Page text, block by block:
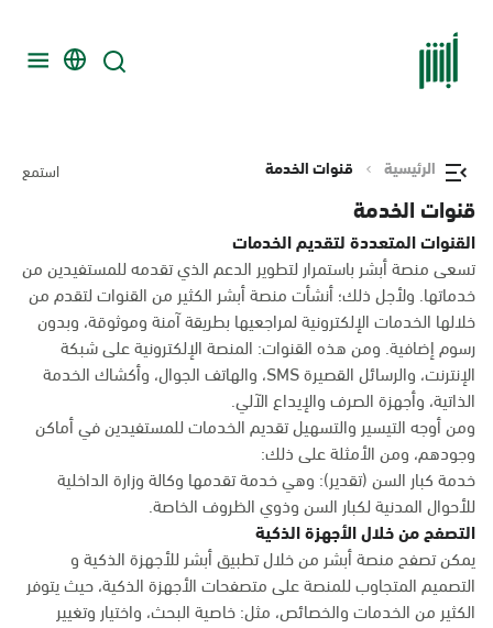
الرئيسية قنوات الخدمة استمع
قنوات الخدمة
القنوات المتعددة لتقديم الخدمات
تسعى منصة أبشر باستمرار لتطوير الدعم الذي تقدمه للمستفيدين من
خدماتها. ولأجل ذلك؛ أنشأت منصة أبشر الكثير من القنوات لتقدم من
خلالها الخدمات الإلكترونية لمراجعيها بطريقة آمنة وموثوقة، وبدون
رسوم إضافية. ومن هذه القنوات: المنصة الإلكترونية على شبكة
الإنترنت، والرسائل القصيرة SMS، والهاتف الجوال، وأكشاك الخدمة
الذاتية، وأجهزة الصرف والإيداع الآلي.
ومن أوجه التيسير والتسهيل تقديم الخدمات للمستفيدين في أماكن
وجودهم، ومن الأمثلة على ذلك:
خدمة كبار السن (تقدير): وهي خدمة تقدمها وكالة وزارة الداخلية
للأحوال المدنية لكبار السن وذوي الظروف الخاصة.
التصفح من خلال الأجهزة الذكية
يمكن تصفح منصة أبشر من خلال تطبيق أبشر للأجهزة الذكية و
التصميم المتجاوب للمنصة على متصفحات الأجهزة الذكية، حيث يتوفر
الكثير من الخدمات والخصائص، مثل: خاصية البحث، واختيار وتغيير